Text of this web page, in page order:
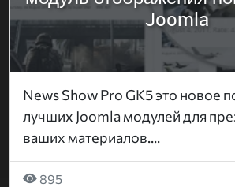
Joomla
News Show Pro GK5 это новое
лучших Joomla модулей для
ваших материалов....
895